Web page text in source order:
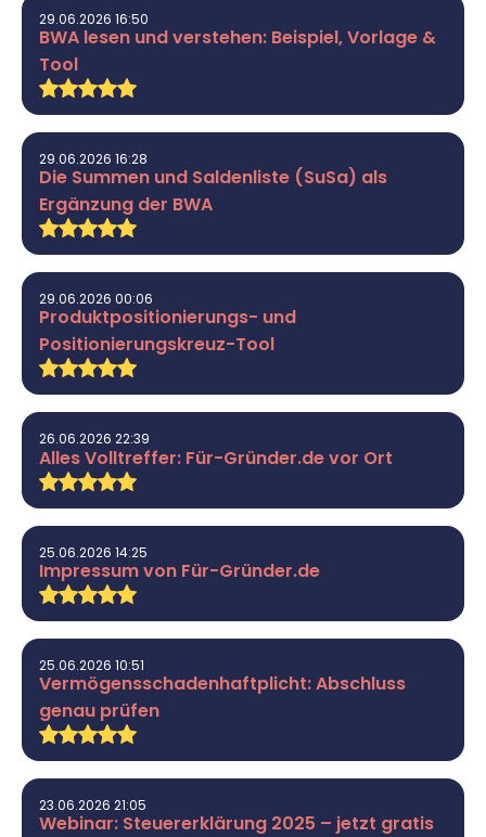
29.06.2026 16:50
BWA lesen und verstehen: Beispiel, Vorlage &
Tool
29.06.2026 16:28
Die Summen und Saldenliste (SuSa) als
Ergänzung der BWA
29.06.2026 00:06
Produktpositionierungs- und
Positionierungskreuz-Tool
26.06.2026 22:39
Alles Volltreffer: Für-Gründer.de vor Ort
25.06.2026 14:25
Impressum von Für-Gründer.de
25.06.2026 10:51
Vermögensschadenhaftplicht: Abschluss
genau prüfen
23.06.2026 21:05
Webinar: Steuererklärung 2025 – jetzt gratis